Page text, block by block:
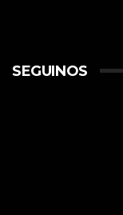
SEGUINOS